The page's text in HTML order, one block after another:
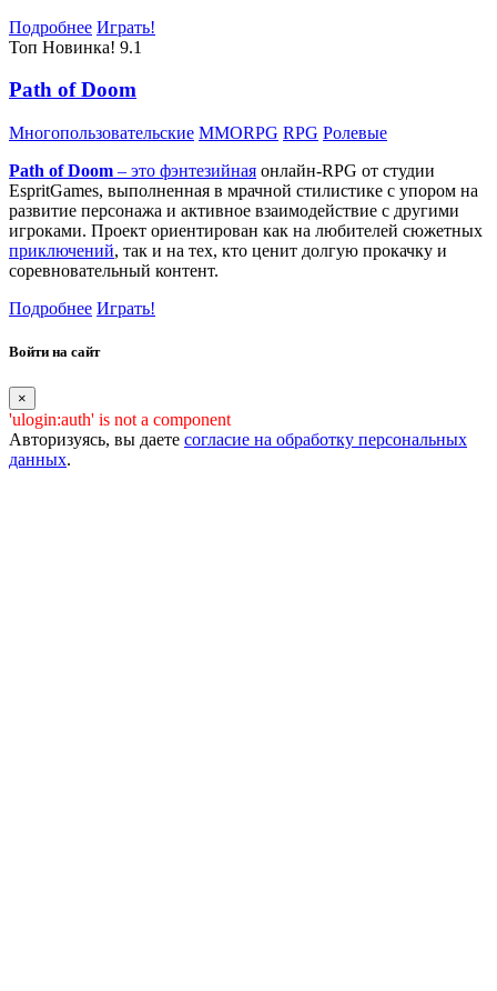
Подробнее Играть!
Топ Новинка! 9.1
Path of Doom
Многопользовательские MMORPG RPG Ролевые
Path of Doom – это фэнтезийная онлайн-RPG от студии
EspritGames, выполненная в мрачной стилистике с упором на
развитие персонажа и активное взаимодействие с другими
игроками. Проект ориентирован как на любителей сюжетных
приключений, так и на тех, кто ценит долгую прокачку и
соревновательный контент.
Подробнее Играть!
Войти на сайт
×
'ulogin:auth' is not a component
Авторизуясь, вы даете согласие на обработку персональных
данных.